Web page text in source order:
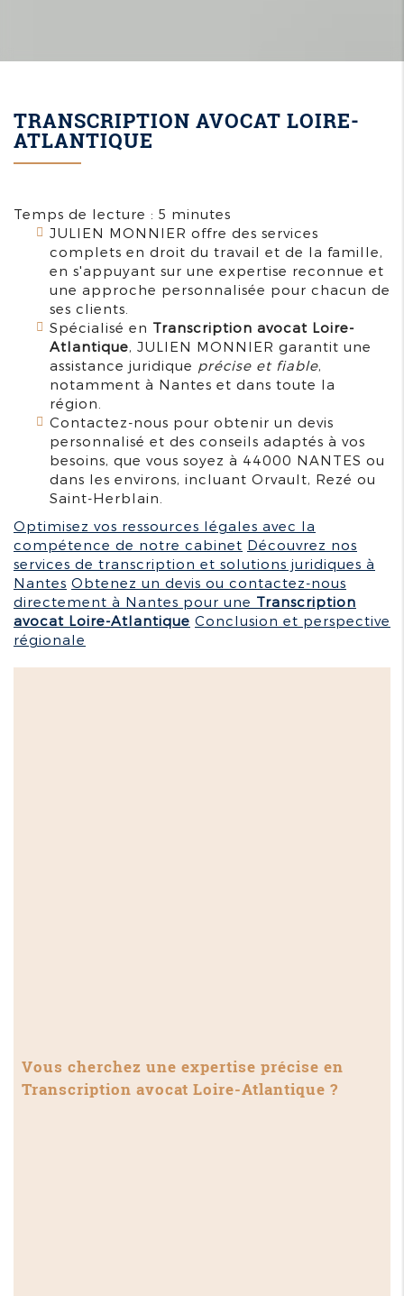
TRANSCRIPTION AVOCAT LOIRE-
ATLANTIQUE
Temps de lecture : 5 minutes
JULIEN MONNIER offre des services
complets en droit du travail et de la famille,
en s'appuyant sur une expertise reconnue et
une approche personnalisée pour chacun de
ses clients.
Spécialisé en Transcription avocat Loire-
Atlantique, JULIEN MONNIER garantit une
assistance juridique précise et fiable,
notamment à Nantes et dans toute la
région.
Contactez-nous pour obtenir un devis
personnalisé et des conseils adaptés à vos
besoins, que vous soyez à 44000 NANTES ou
dans les environs, incluant Orvault, Rezé ou
Saint-Herblain.
Optimisez vos ressources légales avec la
compétence de notre cabinet Découvrez nos
services de transcription et solutions juridiques à
Nantes Obtenez un devis ou contactez-nous
directement à Nantes pour une Transcription
avocat Loire-Atlantique Conclusion et perspective
régionale
Vous cherchez une expertise précise en
Transcription avocat Loire-Atlantique ?